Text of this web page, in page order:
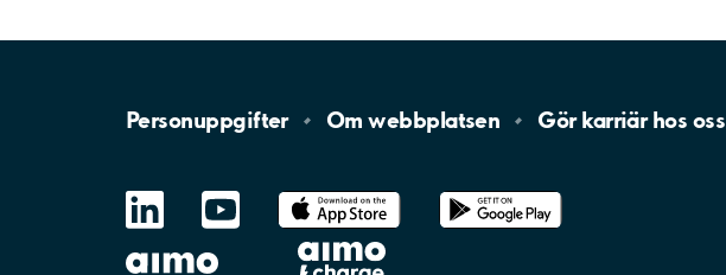
Personuppgifter Omwebbplatsen Gör karriär hos oss